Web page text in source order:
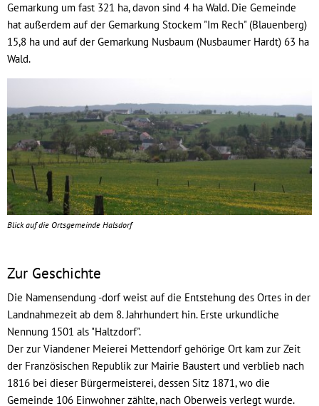
Gemarkung um fast 321 ha, davon sind 4 ha Wald. Die Gemeinde
hat außerdem auf der Gemarkung Stockem "Im Rech" (Blauenberg)
15,8 ha und auf der Gemarkung Nusbaum (Nusbaumer Hardt) 63 ha
Wald.
Blick auf die Ortsgemeinde Halsdorf
Zur Geschichte
Die Namensendung -dorf weist auf die Entstehung des Ortes in der
Landnahmezeit ab dem 8. Jahrhundert hin. Erste urkundliche
Nennung 1501 als "Haltzdorf".
Der zur Viandener Meierei Mettendorf gehörige Ort kam zur Zeit
der Französischen Republik zur Mairie Baustert und verblieb nach
1816 bei dieser Bürgermeisterei, dessen Sitz 1871, wo die
Gemeinde 106 Einwohner zählte, nach Oberweis verlegt wurde.